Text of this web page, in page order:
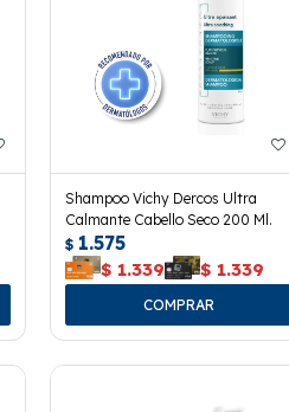
Shampoo Vichy Dercos Ultra
Calmante Cabello Seco 200 Ml.
$ 1.575
$ 1.339 $ 1.339